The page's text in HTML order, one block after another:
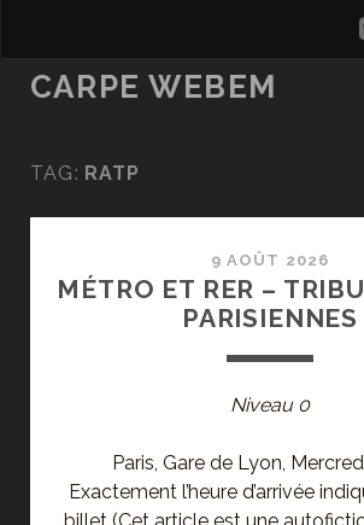
CARPE WEBEM
TAG: RATP
9 AOÛT 2026
MÉTRO ET RER –
PARISIENNES
Niveau 0
Paris, Gare de Lyon,
Exactement l’heure d’arrivée